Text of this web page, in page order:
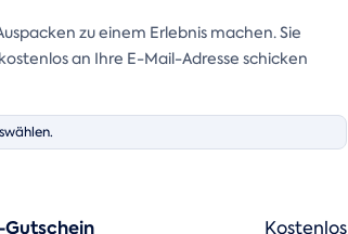
zu einem Erlebnis machen. Sie
an Ihre E-Mail-Adresse schicken
Kostenlos